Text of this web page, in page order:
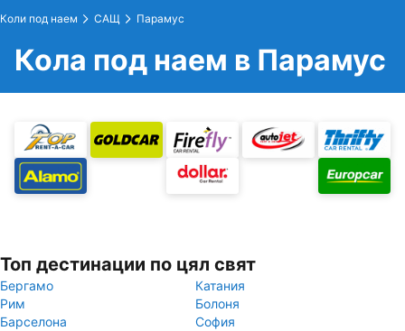
Коли под наем САЩ Парамус
Кола под наем в Парамус
Топ дестинации по цял свят
Бергамо
Катания
Рим
Болоня
Барселона
София